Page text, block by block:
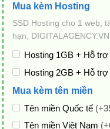
Mua kèm Hosting
SSD Hosting cho 1 web,
hạn,
Hosting 1GB + Hỗ
Hosting 2GB + Hỗ
Mua kèm tên miền
Tên miền Quốc tế
Tên miền Việt Nam